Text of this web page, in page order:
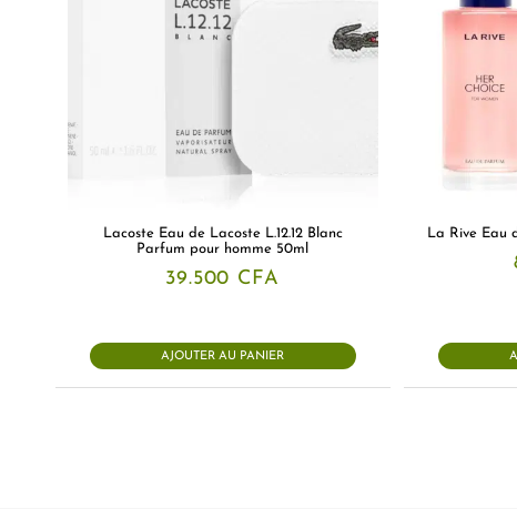
Lacoste Eau de Lacoste L.12.12 Blanc
Parfum pour homme 50ml
39.500 CFA
AJOUTER AU PANIER
La Rive Eau